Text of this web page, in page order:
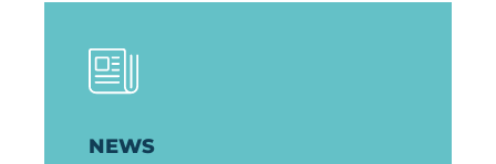
NEWS